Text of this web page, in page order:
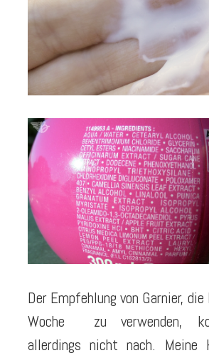
Der Empfehlung von Garnier,
Woche zu verwenden,
allerdings nicht nach. Meine